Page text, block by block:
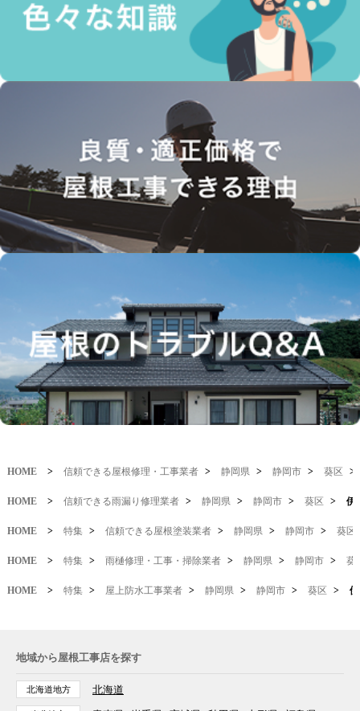
HOME > 信頼できる屋根修理・工事業者 > 静岡県 > 静岡市 > 葵区 >
HOME > 信頼できる雨漏り修理業者 > 静岡県 > 静岡市 > 葵区 > 伊
HOME > 特集 > 信頼できる屋根塗装業者 > 静岡県 > 静岡市 > 葵区
HOME > 特集 > 雨樋修理・工事・掃除業者 > 静岡県 > 静岡市 > 葵
HOME > 特集 > 屋上防水工事業者 > 静岡県 > 静岡市 > 葵区 >
地域から屋根工事店を探す
北海道地方 北海道